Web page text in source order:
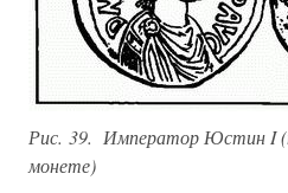
Рис. 39. Император Юстин I
монете)